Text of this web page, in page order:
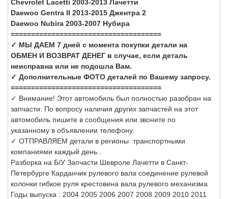
Chevrolet Lacetti 2003-2013 Лачетти
Daewoo Gentra II 2013-2015 Джентра 2
Daewoo Nubira 2003-2007 Нубира
=====================================
✓ МЫ ДАЕМ 7 дней с момента покупки детали на
ОБМЕН И ВОЗВРАТ ДЕНЕГ в случае, если деталь
неисправна или не подошла Вам.
✓ Дополнительные ФОТО деталей по Вашему запросу.
=====================================
✓ Внимание! Этот автомобиль был полностью разобран на
запчасти. По вопросу наличия других запчастей на этот
автомобиль пишите в сообщения или звоните по
указанному в объявлении телефону.
✓ ОТПРАВЛЯЕМ детали в регионы транспортными
компаниями каждый день .
Разборка на Б/У Запчасти Шевроле Лачетти в Санкт-
Петербурге Карданчик рулевого вала соединение рулевой
колонки гибкое руля крестовина вала рулевого механизма
Годы выпуска : 2004 2005 2006 2007 2008 2009 2010 2011